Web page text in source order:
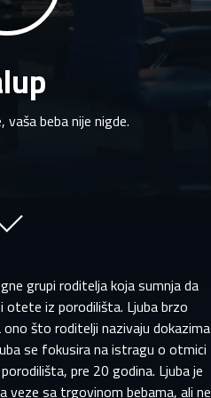
Prezime
u našoj bazi podataka. Molimo
svoj nalog.
vaša beba nije nigde.
grupi roditelja koja sumnja da
otete iz porodilišta. Ljuba brzo
što roditelji nazivaju dokazima
se fokusira na istragu o otmici
pre 20 godina. Ljuba je
veze sa trgovinom bebama, ali ne